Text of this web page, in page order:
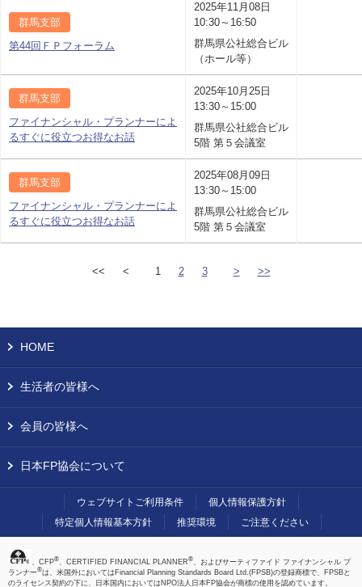
群馬支部
第44回ＦＰフォーラム
2025年11月08日
10:30～16:50
群馬県公社総合ビル
（ホール等）
群馬支部
ファイナンシャル・プランナーによ
るすぐに役立つお得なお話
2025年10月25日
13:30～15:00
群馬県公社総合ビル
5階 第５会議室
群馬支部
ファイナンシャル・プランナーによ
るすぐに役立つお得なお話
2025年08月09日
13:30～15:00
群馬県公社総合ビル
5階 第５会議室
<< < 1 2 3 > >>
HOME
生活者の皆様へ
会員の皆様へ
日本FP協会について
ウェブサイトご利用条件
個人情報保護方針
特定個人情報基本方針
推奨環境 ご注意ください
、CFP®、CERTIFIED FINANCIAL PLANNER®、およびサーティファイド ファイナンシャル プ
ランナー®は、米国外においてはFinancial Planning Standards Board Ltd.(FPSB)の登録商標で、FPSBと
のライセンス契約の下に、日本国内においてはNPO法人日本FP協会が商標の使用を認めています。